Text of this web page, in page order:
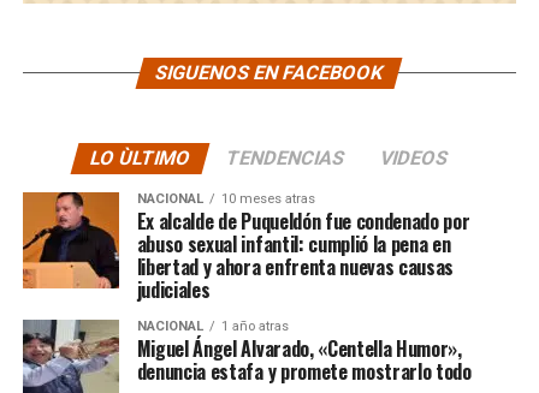
SIGUENOS EN FACEBOOK
LO ÙLTIMO TENDENCIAS VIDEOS
NACIONAL 10 meses atras
Ex alcalde de Puqueldón fue condenado por
abuso sexual infantil: cumplió la pena en
libertad y ahora enfrenta nuevas causas
judiciales
NACIONAL 1 año atras
Miguel Ángel Alvarado, «Centella Humor»,
denuncia estafa y promete mostrarlo todo